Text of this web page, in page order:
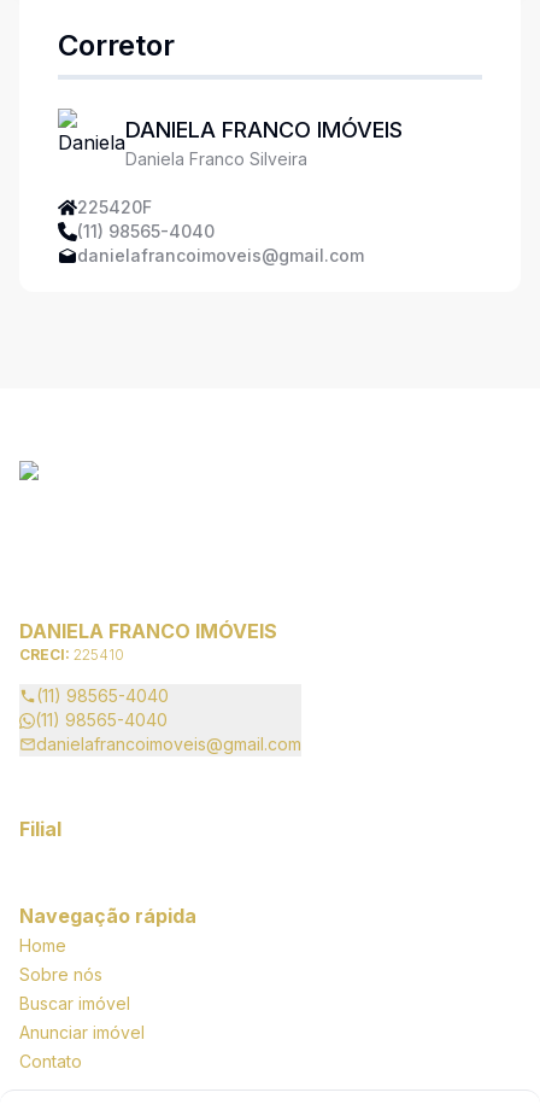
Corretor
DANIELA FRANCO IMÓVEIS
Daniela Franco Silveira
225420F
(11) 98565-4040
danielafrancoimoveis@gmail.com
DANIELA FRANCO IMÓVEIS
CRECI: 225410
(11) 98565-4040
(11) 98565-4040
danielafrancoimoveis@gmail.com
Filial
Navegação rápida
Home
Sobre nós
Buscar imóvel
Anunciar imóvel
Contato